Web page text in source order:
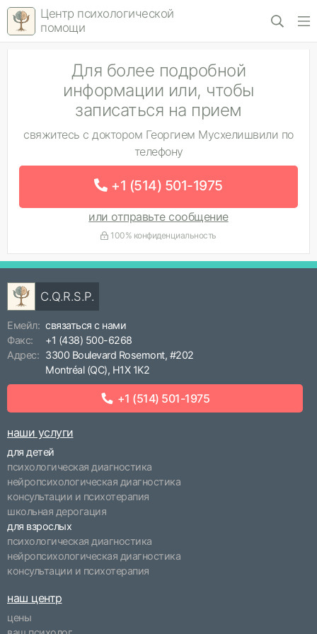
Центр психологической
помощи
Для более подробной
информации или, чтобы
записаться на прием
свяжитесь с доктором Георгием Мусхелишвили по
телефону
+1 (514) 501-1975
или отправьте сообщение
100% конфиденциальность
C.Q.R.S.P.
Емейл: связаться с нами
Факс:
+1 (438) 500-6268
Адрес: 3300 Boulevard Rosemont, #202
Montréal (QC), H1X 1K2
+1 (514) 501-1975
наши услуги
для детей
психологическая диагностика
нейропсихологическая диагностика
консультации и психотерапия
школьная дерогация
для взрослых
психологическая диагностика
нейропсихологическая диагностика
консультации и психотерапия
наш центр
цены